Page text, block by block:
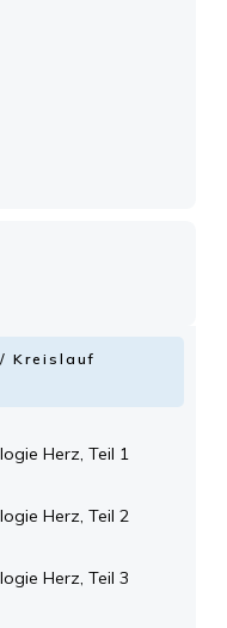
Kreislauf
Herz, Teil 1
Herz, Teil 2
Herz, Teil 3